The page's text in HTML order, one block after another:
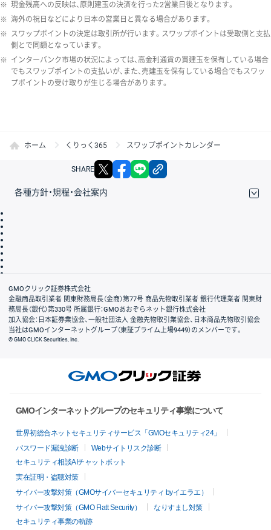
※ 現金残高への反映は、原則建玉の決済を行った2営業日後となります。
※ 海外の祝日などにより日本の営業日と異なる場合があります。
※ スワップポイントの決定は取引所が行います。スワップポイントは受取側と支払
側とで同額となっています。
※ インターバンク市場の状況によっては、高金利通貨の買建玉を保有している場合
でもスワップポイントの支払いが、また、売建玉を保有している場合でもスワッ
プポイントの受け取りが生じる場合があります。
ホーム くりっく365 スワップポイントカレンダー
SHARE X facebook
各種方針・規程・会社案内
会社案内
GMOクリック証券株式会社
金融商品取引業者 関東財務局長（金商）第77号 商品先物取引業者 銀行代理業者 関東財
務局長（銀代）第330号 所属銀行：GMOあおぞらネット銀行株式会社
加入協会：日本証券業協会、一般社団法人 金融先物取引業協会、日本商品先物取引協会
当社はGMOインターネットグループ（東証プライム上場9449）のメンバーです。
© GMO CLICK Securities, Inc.
GMOインターネットグループのセキュリティ事業について
世界初総合ネットセキュリティサービス「GMOセキュリティ24」
パスワード漏洩診断
Webサイトリスク診断
セキュリティ相談AIチャットボット
実在証明・盗聴対策
サイバー攻撃対策（GMOサイバーセキュリティ byイエラエ）
サイバー攻撃対策（GMO Flatt Security）
なりすまし対策
セキュリティ事業の軌跡